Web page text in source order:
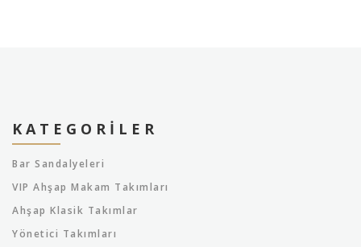
KATEGORILER
Bar Sandalyeleri
VIP Ahşap Makam Takımları
Ahşap Klasik Takımlar
Yönetici Takımları